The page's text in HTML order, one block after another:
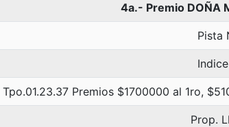
4a.- Premio DOÑA
Pista
Tpo.01.23.37 Premios $1700000 al 1ro,
Prop.